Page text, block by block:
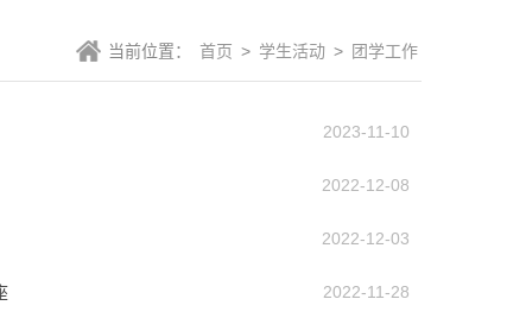
当前位置： 首页 > 学生活动 > 团学工作
2023-11-10
2022-12-08
2022-12-03
2022-11-28